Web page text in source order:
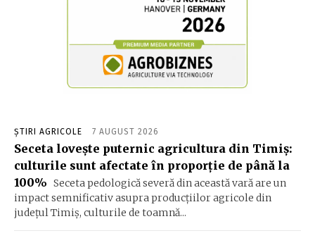
ȘTIRI AGRICOLE 7 AUGUST 2026
Seceta lovește puternic agricultura din Timiș:
culturile sunt afectate în proporție de până la
100% Seceta pedologică severă din această vară are un
impact semnificativ asupra producțiilor agricole din
județul Timiș, culturile de toamnă...